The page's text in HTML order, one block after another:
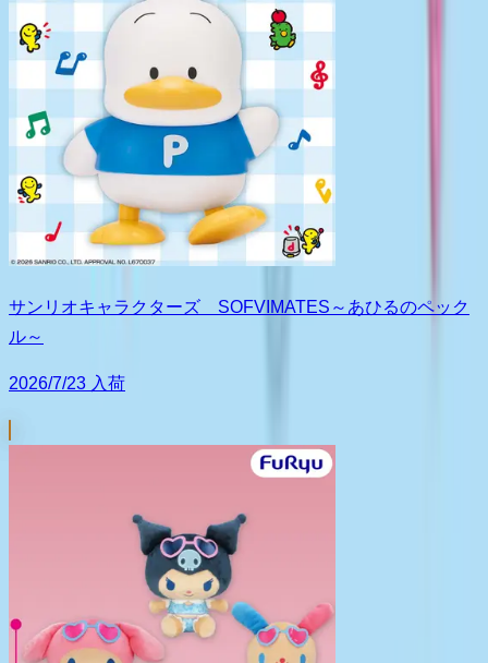
サンリオキャラクターズ SOFVIMATES～あひるのペック
ル～
2026/7/23 入荷